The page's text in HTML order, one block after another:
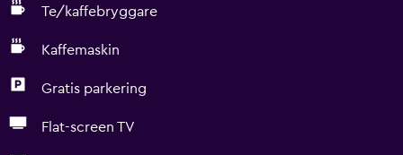
Te/kaffebryggare
Kaffemaskin
Gratis parkering
Flat-screen TV